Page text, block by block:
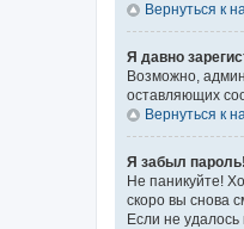
Вернуться к
Я давно
Возможно,
оставляющих
Вернуться к
Я забыл пароль!
Не паникуйте!
скоро вы снова
Если не